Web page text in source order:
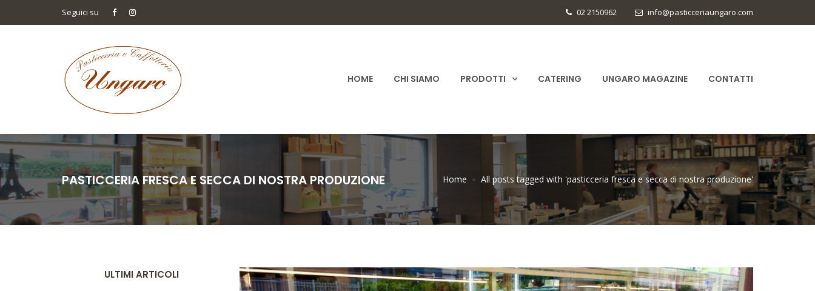
Seguici su 02 2150962 info@pasticceriaungaro.com
HOME CHI SIAMO PRODOTTI CATERING UNGARO MAGAZINE CONTATTI
PASTICCERIA FRESCA E SECCA DI NOSTRA PRODUZIONE Home All posts tagged with 'pasticceria fresca e secca di nostra produzione'
ULTIMI ARTICOLI